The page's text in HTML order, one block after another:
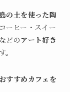
の土を使った陶
ーヒー・スイー
どのアート好き
すすめカフェを